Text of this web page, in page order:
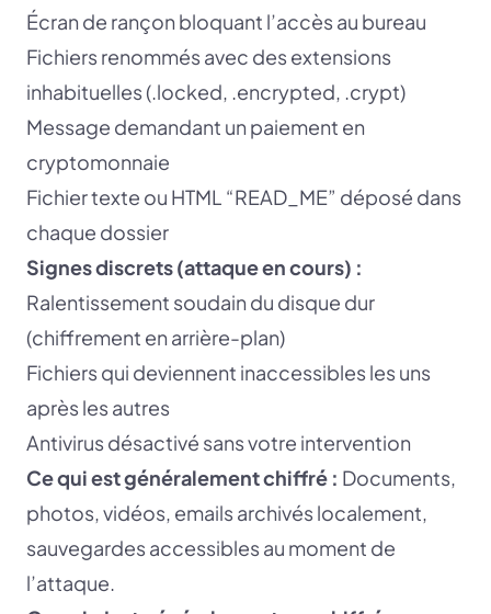
Écran de rançon bloquant l’accès au bureau
Fichiers renommés avec des extensions
inhabituelles (.locked, .encrypted, .crypt)
Message demandant un paiement en
cryptomonnaie
Fichier texte ou HTML “READ_ME” déposé dans
chaque dossier
Signes discrets (attaque en cours) :
Ralentissement soudain du disque dur
(chiffrement en arrière-plan)
Fichiers qui deviennent inaccessibles les uns
après les autres
Antivirus désactivé sans votre intervention
Ce qui est généralement chiffré : Documents,
photos, vidéos, emails archivés localement,
sauvegardes accessibles au moment de
l’attaque.